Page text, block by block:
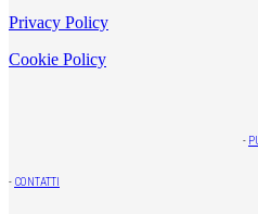
Privacy Policy
Cookie Policy
-
- CONTATTI